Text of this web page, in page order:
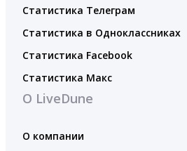
Статистика Телеграм
Статистика в Одноклассниках
Статистика Facebook
Статистика Макс
О LiveDune
О компании